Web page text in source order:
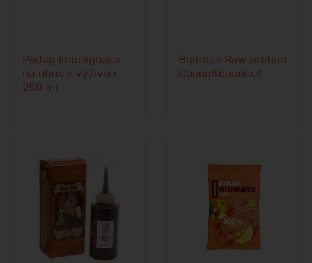
Pedag Impregnace
na obuv s výživou
250 ml
Bombus Raw protein
Cocoa&coconut